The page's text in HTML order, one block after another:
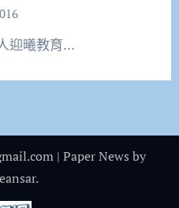
迎曦教育…
| Paper News by
.